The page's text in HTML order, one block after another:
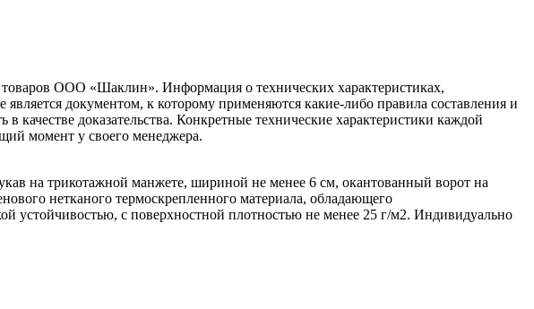
ООО «Шаклин». Информация о технических характеристиках,
документом, к которому применяются какие-либо правила составления и
качестве доказательства. Конкретные технические характеристики каждой
момент у своего менеджера.
на трикотажной манжете, шириной не менее 6 см, окантованный ворот на
нетканого термоскрепленного материала, обладающего
устойчивостью, с поверхностной плотностью не менее 25 г/м2. Индивидуально